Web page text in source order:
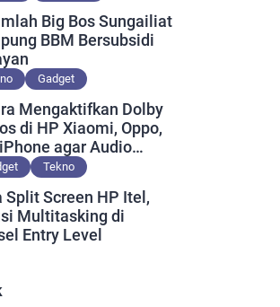
Big Bos Sungailiat
BBM Bersubsidi
Gadget
Mengaktifkan Dolby
di HP Xiaomi, Oppo,
agar Audio
Maksimal
Tekno
Split Screen HP Itel,
Multitasking di
Entry Level